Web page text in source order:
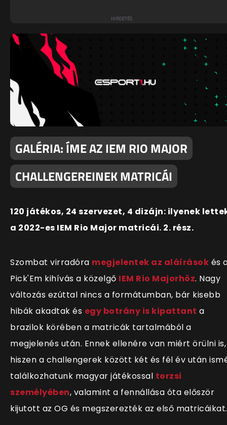
GALÉRIA: ÍME AZ IEM RIO MAJOR
CHALLENGEREINEK MATRICÁI
120 játékos, 24 szervezet, 4 dizájn: ilyenek
a 2022-es IEM Rio Major matricái. 2. rész.
Szombat virradóra megjelentek az aláírások és
Pick'Em kihívás a közelgő IEM Rio Majorhöz. Nagy
változás ezúttal nincs a formátumban, bár kisebb
hibák akadtak és egy botrány is kipattant a
brazilok körében a matricák tartalmából a
megjelenés után. Ennek ellenére van miért örülni is,
hiszen a challengerek között két és fél év után
találkozhatunk magyar játékossal torzsi
személyében, valamint a fennállása óta először
kijutott az OG és megszerezték az első matricáikat.